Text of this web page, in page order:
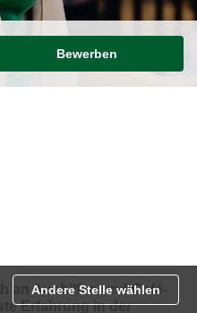
Bewerben
an Aushilfen und Café-
Erfahrung in der
Andere Stelle wählen